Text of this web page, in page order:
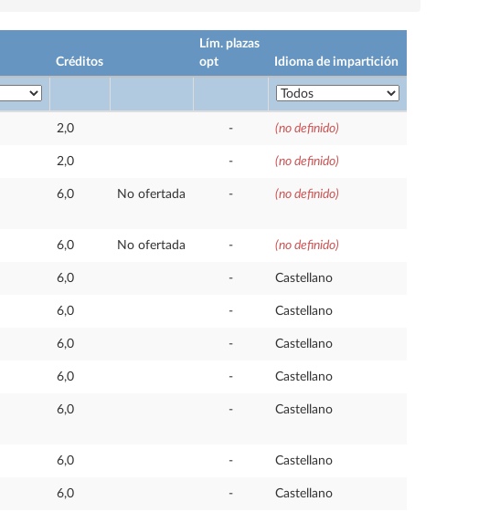
Créditos
Lím. plazas
opt
Idioma de impartición
2,0 - (no definido)
2,0 - (no definido)
6,0 No ofertada - (no definido)
6,0 No ofertada - (no definido)
6,0 - Castellano
6,0 - Castellano
6,0 - Castellano
6,0 - Castellano
6,0 - Castellano
6,0 - Castellano
6,0 - Castellano